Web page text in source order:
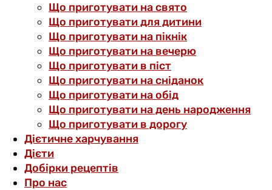
Що приготувати на свято
Що приготувати для дитини
Що приготувати на пікнік
Що приготувати на вечерю
Що приготувати в піст
Що приготувати на сніданок
Що приготувати на обід
Що приготувати на день народження
Що приготувати в дорогу
Дієтичне харчування
Дієти
Добірки рецептів
Про нас